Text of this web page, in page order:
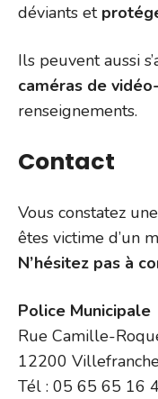
déviants et
Ils peuvent aussi
caméras de
renseignements.
Contact
Vous constatez
êtes victime d’un
N’hésitez pas à
Police Municipale
Rue Camille-
12200
Tél : 05 65 65 16